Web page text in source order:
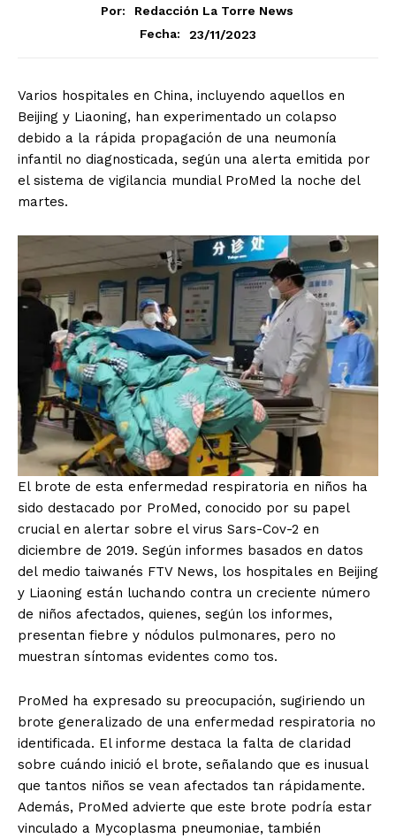
Por:
Redacción La Torre News
Fecha:
23/11/2023
Varios hospitales en China, incluyendo aquellos en
Beijing y Liaoning, han experimentado un colapso
debido a la rápida propagación de una neumonía
infantil no diagnosticada, según una alerta emitida por
el sistema de vigilancia mundial ProMed la noche del
martes.
El brote de esta enfermedad respiratoria en niños ha
sido destacado por ProMed, conocido por su papel
crucial en alertar sobre el virus Sars-Cov-2 en
diciembre de 2019. Según informes basados en datos
del medio taiwanés FTV News, los hospitales en Beijing
y Liaoning están luchando contra un creciente número
de niños afectados, quienes, según los informes,
presentan fiebre y nódulos pulmonares, pero no
muestran síntomas evidentes como tos.
ProMed ha expresado su preocupación, sugiriendo un
brote generalizado de una enfermedad respiratoria no
identificada. El informe destaca la falta de claridad
sobre cuándo inició el brote, señalando que es inusual
que tantos niños se vean afectados tan rápidamente.
Además, ProMed advierte que este brote podría estar
vinculado a Mycoplasma pneumoniae, también